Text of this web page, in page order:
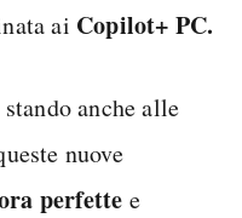
ai Copilot+ PC.
anche alle
nuove
perfette e